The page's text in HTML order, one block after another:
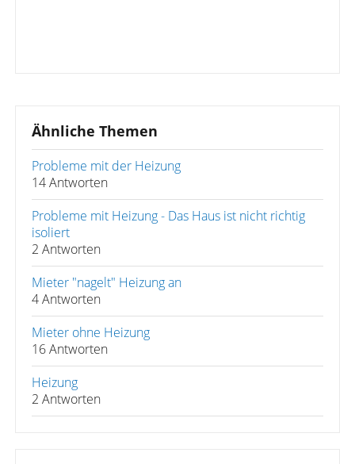
Ähnliche Themen
Probleme mit der Heizung
14 Antworten
Probleme mit Heizung - Das Haus ist nicht richtig
isoliert
2 Antworten
Mieter "nagelt" Heizung an
4 Antworten
Mieter ohne Heizung
16 Antworten
Heizung
2 Antworten